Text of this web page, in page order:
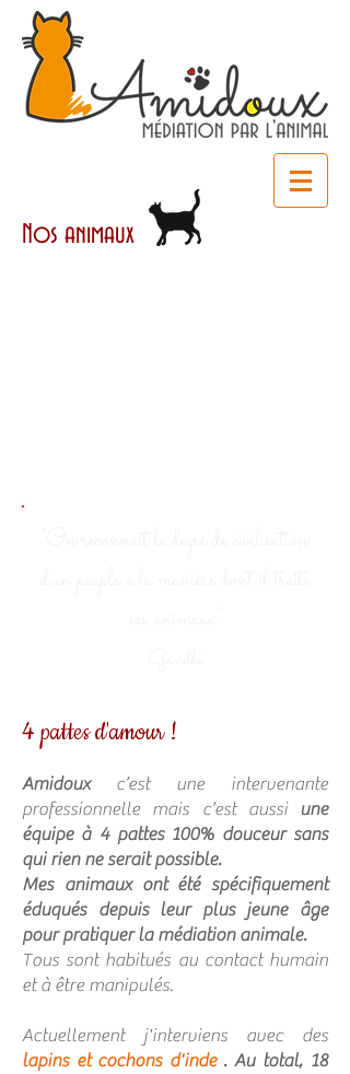
Nos animaux
4 pattes d'amour !
Amidoux c’est une intervenante
professionnelle mais c’est aussi une
équipe à 4 pattes 100% douceur sans
qui rien ne serait possible.
Mes animaux ont été spécifiquement
éduqués depuis leur plus jeune âge
pour pratiquer la médiation animale.
Tous sont habitués au contact humain
et à être manipulés.
Actuellement j'interviens avec des
lapins et cochons d'inde. Au total, 18